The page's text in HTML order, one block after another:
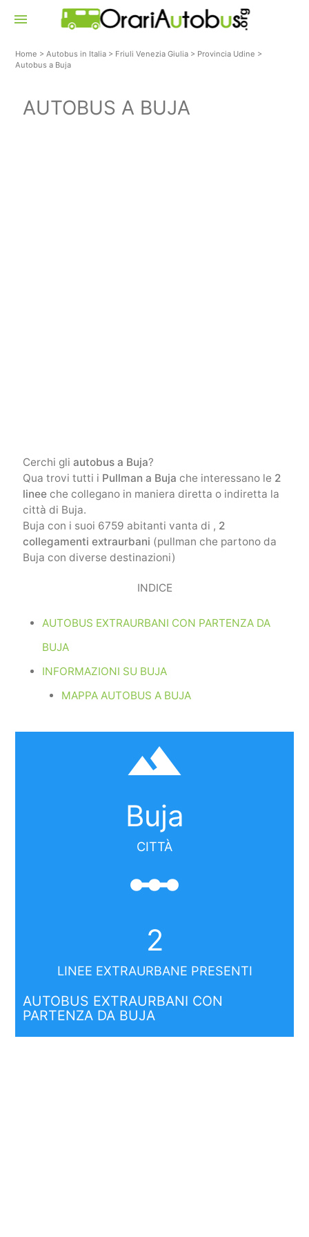
menu
Home >Autobus in Italia > Friuli Venezia Giulia > Provincia Udine >
Autobus a Buja
AUTOBUS A BUJA
Cerchi gli autobus a Buja?
Qua trovi tutti i Pullman a Buja che interessano le 2
lineeche collegano in maniera diretta o indiretta la
città di Buja.
Buja con i suoi 6759 abitanti vanta di , 2
collegamenti extraurbani (pullman che partono da
Buja con diverse destinazioni)
INDICE
AUTOBUS EXTRAURBANI CON PARTENZA DA
BUJA
INFORMAZIONI SU BUJA
MAPPA AUTOBUS A BUJA
filter_hdr
Buja
CITTÀ
linear_scale
2
LINEE EXTRAURBANE PRESENTI
AUTOBUS EXTRAURBANI CON
PARTENZA DA BUJA